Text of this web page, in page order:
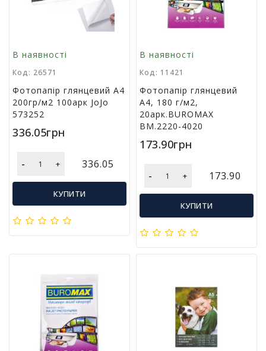
Т
в
а
р
и
д
о
т
Т
о
в
В наявності
Код: 26571
Фотопапір глянцевий А4
200гр/м2 100арк JoJo
573252
336.05грн
- + 336.05
КУПИТИ
В наявності
Код: 11421
Фотопапір глянцевий
А4, 180 г/м2,
20арк.BUROMAX
BM.2220-4020
173.90грн
- + 173.90
КУПИТИ